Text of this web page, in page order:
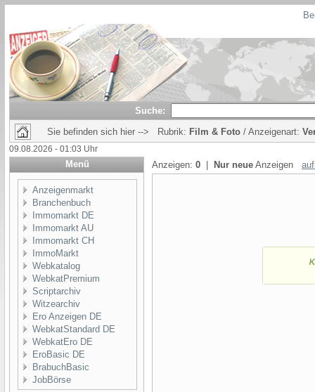
Suche:
Sie befinden sich hier --> Rubrik: Film & Foto / Anzeigenart:
09.08.2026 - 01:03 Uhr
Menü
Anzeigenmarkt
Branchenbuch
Immomarkt DE
Immomarkt AU
Immomarkt CH
ImmoMarkt
Webkatalog
WebkatPremium
Scriptarchiv
Witzearchiv
Ero Anzeigen DE
WebkatStandard DE
WebkatEro DE
EroBasic DE
BrabuchBasic
JobBörse
Anzeigen: 0 Nur neue Anzeigen